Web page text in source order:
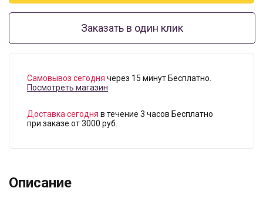
Заказать в один клик
Самовывоз сегодня через 15 минут Бесплатно.
Посмотреть магазин
Доставка сегодня в течение 3 часов Бесплатно
при заказе от 3000 руб.
Описание